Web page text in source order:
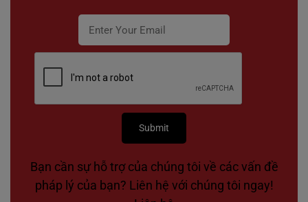
Bạn cần sự hỗ trợ của chúng tôi về các vấn đề
pháp lý của bạn? Liên hệ với chúng tôi ngay!